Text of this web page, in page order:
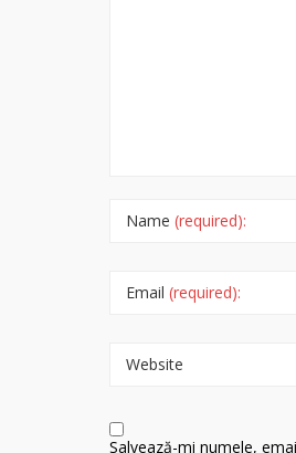
Name (required):
Email (required):
Website
Salvează-mi numele,